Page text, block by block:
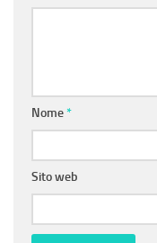
Nome*
Sito web